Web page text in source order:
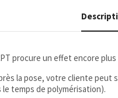
procure un effet encore
la pose, votre cliente peut
temps de polymérisation).